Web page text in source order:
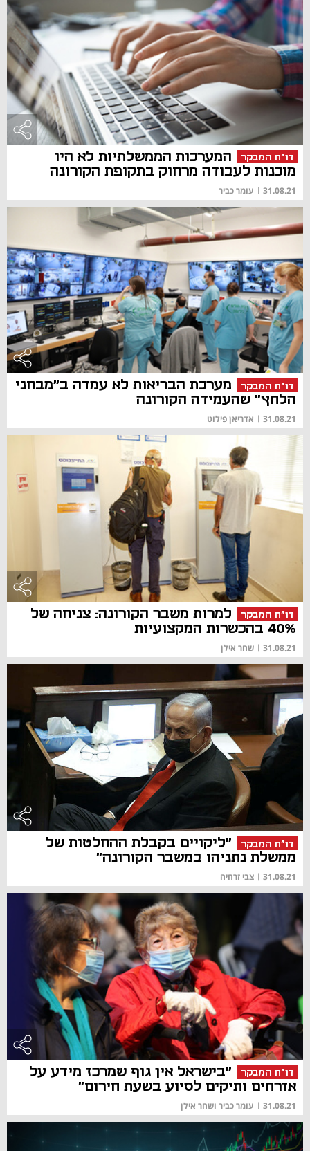
דו"ח המבקר
המערכות הממשלתיות לא היו
מוכנות לעבודה מרחוק בתקופת הקורונה
31.08.21
| עומר כביר
דו"ח המבקר
מערכת הבריאות לא עמדה ב"מבחני
הלחץ" שהעמידה הקורונה
31.08.21
| אדריאן פילוט
דו"ח המבקר
למרות משבר הקורונה: צניחה של
40% בהכשרות המקצועיות
31.08.21
| שחר אילן
דו"ח המבקר
"ליקויים בקבלת ההחלטות של
ממשלת נתניהו במשבר הקורונה"
31.08.21
| צבי זרחיה
דו"ח המבקר
"בישראל אין גוף שמרכז מידע על
אזרחים ותיקים לסיוע בשעת חירום"
31.08.21
| עומר כביר ושחר אילן